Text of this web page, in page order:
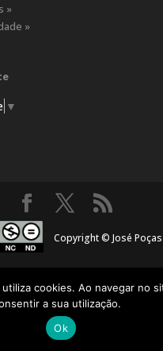
»
»
▼
Copyright © José Poças
utiliza cookies. Ao navegar no
a sua utilização.
Ok